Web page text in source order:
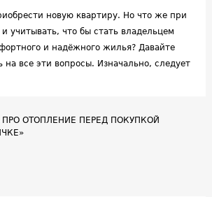
новую квартиру. Но что же при
учитывать, что бы стать владельцем
и надёжного жилья? Давайте
на все эти вопросы. Изначально, следует
в случае соседнего
оно закончится. Так как в конечном